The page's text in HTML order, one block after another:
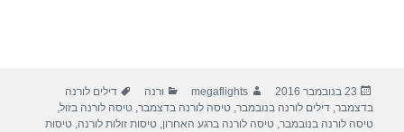
פורסם
בתאריך
23 בנובמבר 2016 מחבר
megaflights קטגוריות
ורנה תגיות
דילים לורנה
בדצמבר,דילים לורנה בנובמבר,טיסה לורנה בדצמבר,טיסה לורנה בזול,
טיסה לורנה בנובמבר,טיסה לורנה ברגע האחרון,טיסות זולות לורנה,טיסות